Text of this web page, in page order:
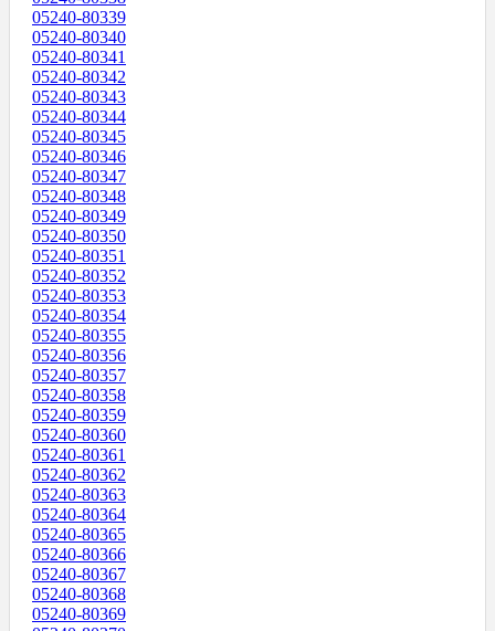
05240-80339
05240-80340
05240-80341
05240-80342
05240-80343
05240-80344
05240-80345
05240-80346
05240-80347
05240-80348
05240-80349
05240-80350
05240-80351
05240-80352
05240-80353
05240-80354
05240-80355
05240-80356
05240-80357
05240-80358
05240-80359
05240-80360
05240-80361
05240-80362
05240-80363
05240-80364
05240-80365
05240-80366
05240-80367
05240-80368
05240-80369